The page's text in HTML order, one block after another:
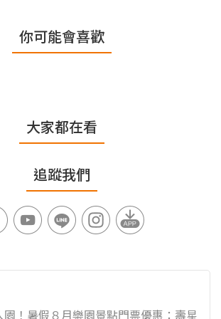
你可能會喜歡
大家都在看
追蹤我們
！暑假８月樂園景點門票優惠：壽星